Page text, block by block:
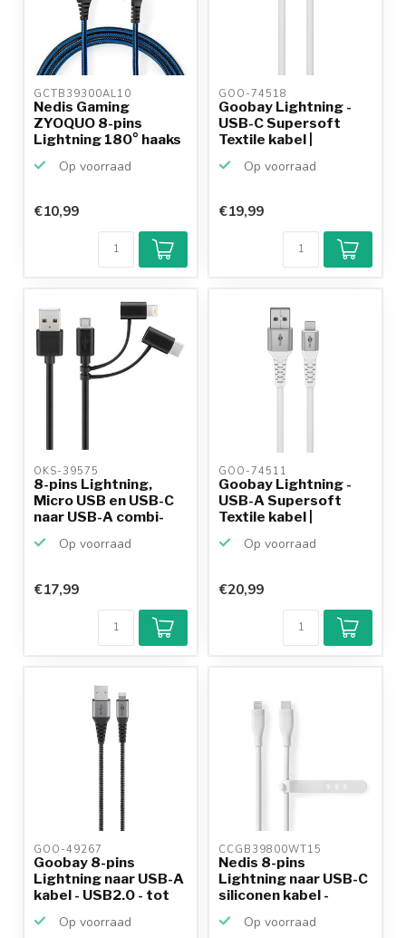
GCTB39300AL10
Nedis Gaming
ZYOQUO 8-pins
Lightning 180° haaks
Op voorraad
€10,99
GOO-74518
Goobay Lightning -
USB-C Supersoft
Textile kabel |
Op voorraad
Klantenbeoordeling
9,2/10
Achteraf
betalen mogelijk
productkennis
€19,99
OKS-39575
8-pins Lightning,
Micro USB en USB-C
naar USB-A combi-
Op voorraad
€17,99
GOO-74511
Goobay Lightning -
USB-A Supersoft
Textile kabel |
Op voorraad
€20,99
GOO-49267
Goobay 8-pins
Lightning naar USB-A
kabel - USB2.0 - tot
Op voorraad
CCGB39800WT15
Nedis 8-pins
Lightning naar USB-C
siliconen kabel -
Op voorraad